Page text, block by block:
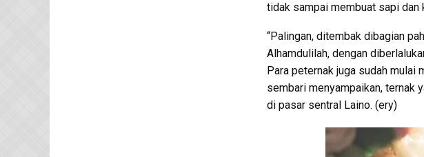
tidak sampai membuat sapi dan
“Palingan, ditembak dibagian
Alhamdulilah, dengan
Para peternak juga sudah mulai
sembari menyampaikan, ternak
di pasar sentral Laino. (ery)